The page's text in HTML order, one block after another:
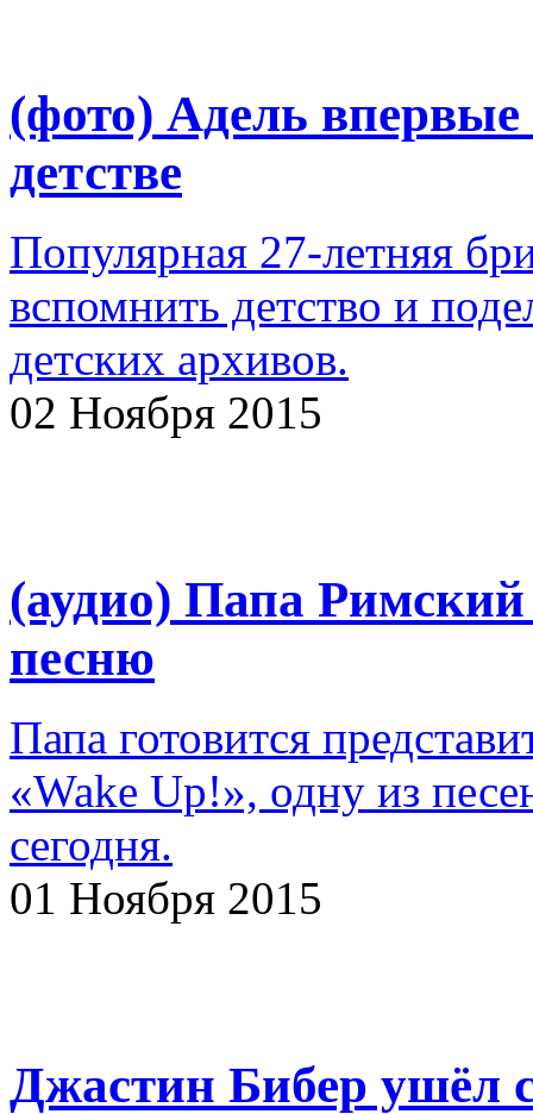
(фото) Адель
детстве
Популярная 27-летняя
вспомнить детство и
детских архивов.
02 Ноября 2015
(аудио) Папа
песню
Папа готовится
«Wake Up!», одну из
сегодня.
01 Ноября 2015
Джастин Бибер ушёл